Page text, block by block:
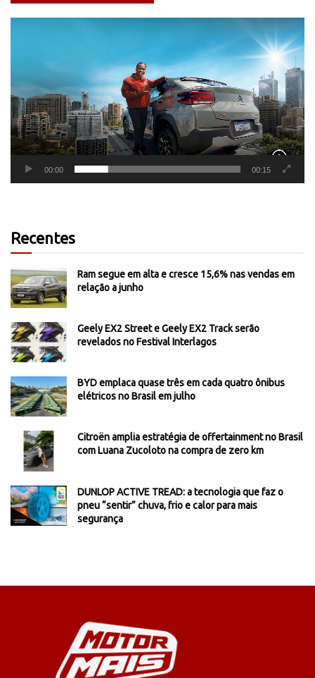
00:00 00:15
Recentes
Ram segue em alta e cresce 15,6% nas vendas em
relação a junho
Geely EX2 Street e Geely EX2 Track serão
revelados no Festival Interlagos
BYD emplaca quase três em cada quatro ônibus
elétricos no Brasil em julho
Citroën amplia estratégia de offertainment no Brasil
com Luana Zucoloto na compra de zero km
DUNLOP ACTIVE TREAD: a tecnologia que faz o
pneu “sentir” chuva, frio e calor para mais
segurança